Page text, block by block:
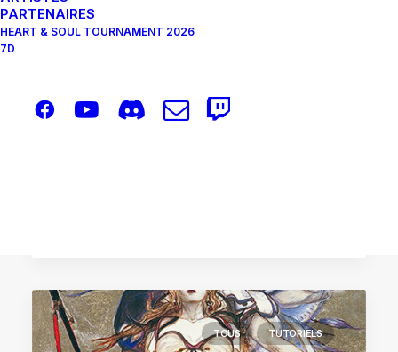
PARTENAIRES
HEART & SOUL TOURNAMENT 2026
7D
12 juin 2025
TOUS TUTORIELS